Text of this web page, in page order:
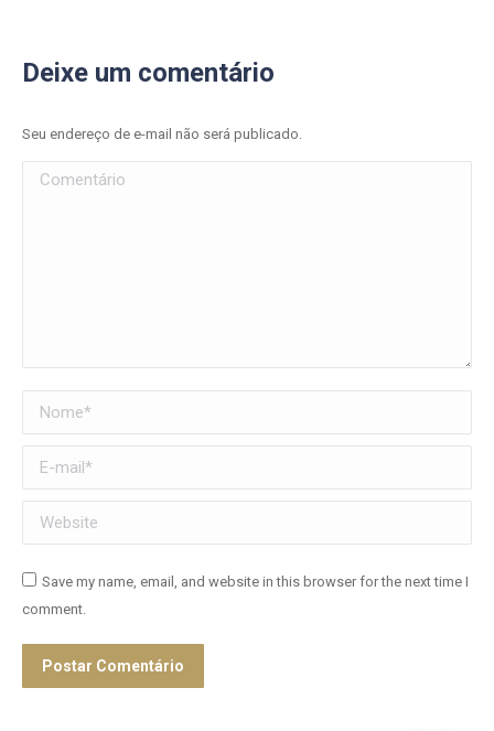
Deixe um comentário
Seu endereço de e-mail não será publicado.
Comentário
Nome *
E-mail *
Website
Save my name, email, and website in this browser for the next time I
comment.
Postar Comentário